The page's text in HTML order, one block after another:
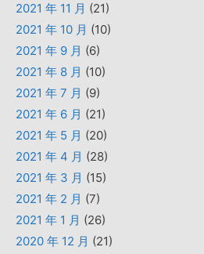
2021 年 11 月 (21)
2021 年 10 月 (10)
2021 年 9 月 (6)
2021 年 8 月 (10)
2021 年 7 月 (9)
2021 年 6 月 (21)
2021 年 5 月 (20)
2021 年 4 月 (28)
2021 年 3 月 (15)
2021 年 2 月 (7)
2021 年 1 月 (26)
2020 年 12 月 (21)